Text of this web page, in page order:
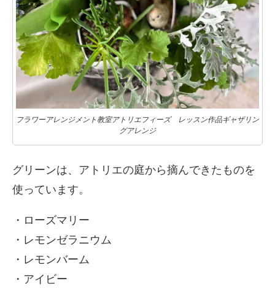
フラワーアレンジメント教室アトリエフィーズ レッスン作品ギャザリン
グアレンジ
グリーンは、アトリエの庭から摘んできたものを
使っています。
・ローズマリー
・レモンゼラニウム
・レモンバーム
・アイビー